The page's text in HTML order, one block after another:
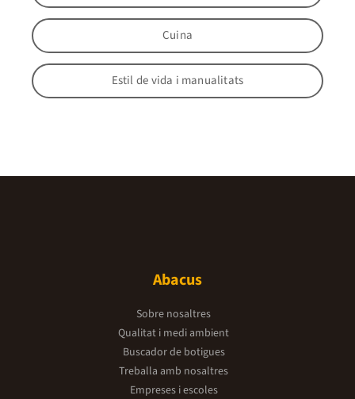
Cuina
Estil de vida i manualitats
Abacus
Sobre nosaltres
Qualitat i medi ambient
Buscador de botigues
Treballa amb nosaltres
Empreses i escoles